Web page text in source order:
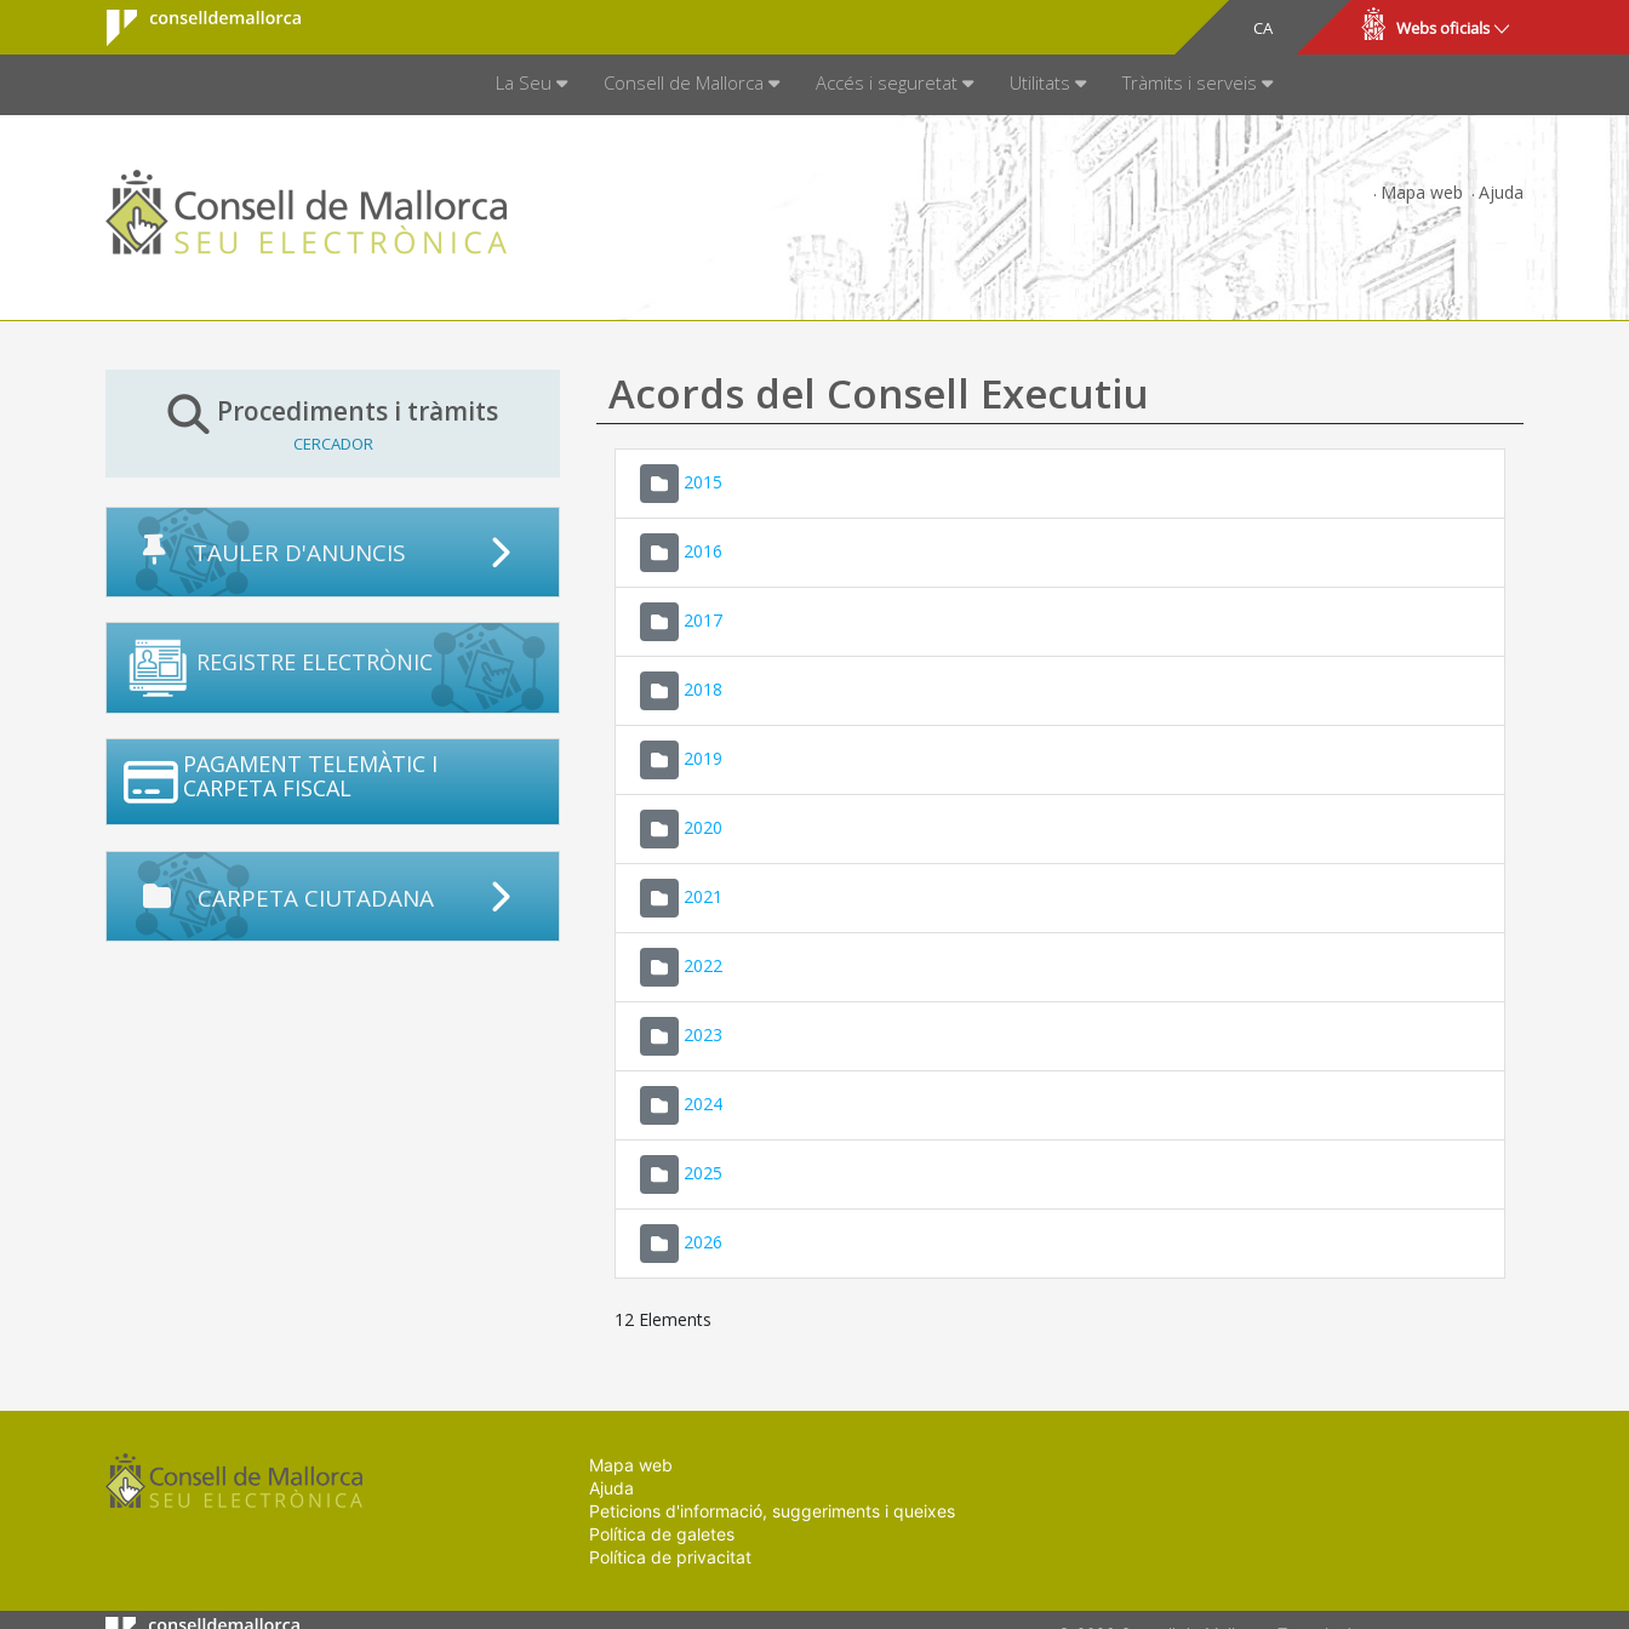
Salta al contingut principal
Consell de
Mallorca
CA
ES Webs oficials
La Seu Consell de Mallorca Accés i seguretat Utilitats Tràmits i serveis
Mapa web Ajuda
Procediments i tràmits
CERCADOR
TAULER D'ANUNCIS
REGISTRE ELECTRÒNIC
PAGAMENT TELEMÀTIC I
CARPETA FISCAL
CARPETA CIUTADANA
Acords del Consell Executiu
2015
2016
2017
2018
2019
2020
2021
2022
2023
2024
2025
2026
12 Elements
Mapa web
Ajuda
Peticions d'informació, suggeriments i queixes
Política de galetes
Política de privacitat